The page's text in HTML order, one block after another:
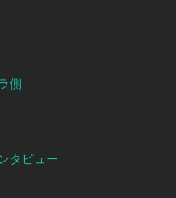
側
タビュー